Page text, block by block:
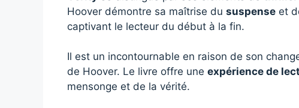
Hoover démontre sa maîtrise du suspense et
captivant le lecteur du début à la fin.
Il est un incontournable en raison de son
de Hoover. Le livre offre une expérience de
mensonge et de la vérité.